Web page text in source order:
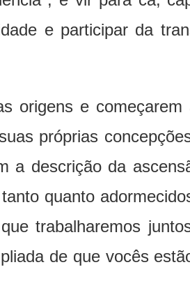
e participar da
origens e começarem
próprias
a descrição da
quanto
trabalharemos
de que vocês